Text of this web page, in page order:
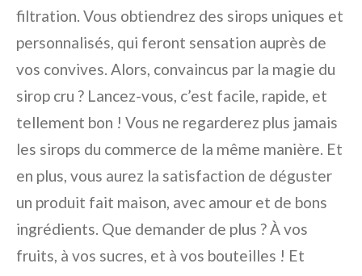
filtration. Vous obtiendrez des sirops uniques et
personnalisés, qui feront sensation auprès de
vos convives. Alors, convaincus par la magie du
sirop cru ? Lancez-vous, c’est facile, rapide, et
tellement bon ! Vous ne regarderez plus jamais
les sirops du commerce de la même manière. Et
en plus, vous aurez la satisfaction de déguster
un produit fait maison, avec amour et de bons
ingrédients. Que demander de plus ? À vos
fruits, à vos sucres, et à vos bouteilles ! Et